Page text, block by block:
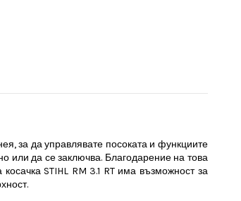
за да управлявате посоката и функциите
или да се заключва. Благодарение на това
косачка STIHL RM 3.1 RT има възможност за